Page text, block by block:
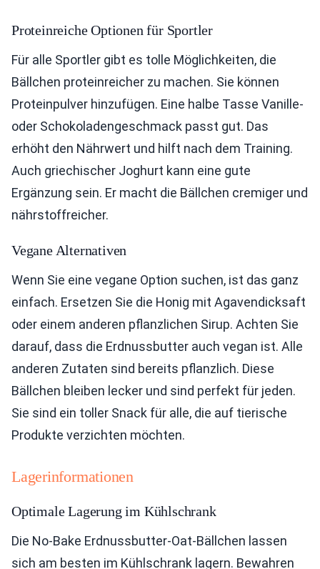
Proteinreiche Optionen für Sportler
Für alle Sportler gibt es tolle Möglichkeiten, die
Bällchen proteinreicher zu machen. Sie können
Proteinpulver hinzufügen. Eine halbe Tasse Vanille-
oder Schokoladengeschmack passt gut. Das
erhöht den Nährwert und hilft nach dem Training.
Auch griechischer Joghurt kann eine gute
Ergänzung sein. Er macht die Bällchen cremiger und
nährstoffreicher.
Vegane Alternativen
Wenn Sie eine vegane Option suchen, ist das ganz
einfach. Ersetzen Sie die Honig mit Agavendicksaft
oder einem anderen pflanzlichen Sirup. Achten Sie
darauf, dass die Erdnussbutter auch vegan ist. Alle
anderen Zutaten sind bereits pflanzlich. Diese
Bällchen bleiben lecker und sind perfekt für jeden.
Sie sind ein toller Snack für alle, die auf tierische
Produkte verzichten möchten.
Lagerinformationen
Optimale Lagerung im Kühlschrank
Die No-Bake Erdnussbutter-Oat-Bällchen lassen
sich am besten im Kühlschrank lagern. Bewahren